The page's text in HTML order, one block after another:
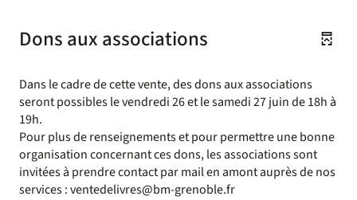
Dons aux associations
Dans le cadre de cette vente, des dons aux associations
seront possibles le vendredi 26 et le samedi 27 juin de 18h à
19h.
Pour plus de renseignements et pour permettre une bonne
organisation concernant ces dons, les associations sont
invitées à prendre contact par mail en amont auprès de nos
services : ventedelivres@bm-grenoble.fr